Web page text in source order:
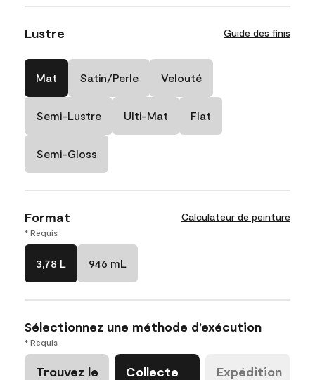
Lustre Guide des finis
Mat Satin/Perle Velouté
Semi-Lustre Ulti-Mat Flat
Semi-Gloss
Format Calculateur de peinture
* Requis
3,78 L 946 mL
Sélectionnez une méthode d’exécution
* Requis
Trouvez le
Collecte
Expédition